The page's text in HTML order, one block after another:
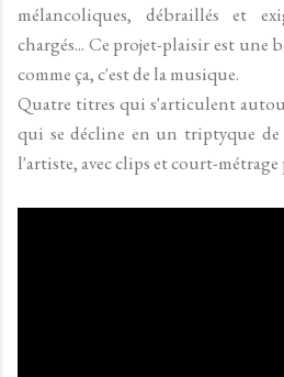
mélancoliques, débraillés et
chargés... Ce projet-plaisir est une
comme ça, c'est de la musique.
Quatre titres qui s'articulent
qui se décline en un triptyque de
l'artiste, avec clips et court-